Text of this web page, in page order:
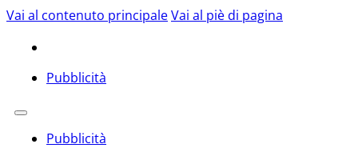
Vai al contenuto principaleVai al piè di pagina
Pubblicità
Pubblicità